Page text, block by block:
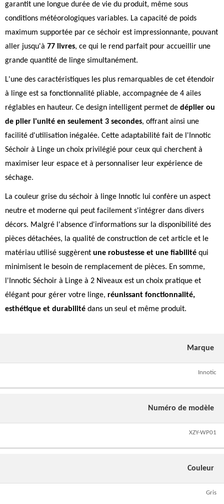
garantit une longue durée de vie du produit, même sous
conditions météorologiques variables. La capacité de poids
maximum supportée par ce séchoir est impressionnante, pouvant
aller jusqu'à 77 livres, ce qui le rend parfait pour accueillir une
grande quantité de linge simultanément.
L'une des caractéristiques les plus remarquables de cet étendoir
à linge est sa fonctionnalité pliable, accompagnée de 4 ailes
réglables en hauteur. Ce design intelligent permet de déplier ou
de plier l'unité en seulement 3 secondes, offrant ainsi une
facilité d'utilisation inégalée. Cette adaptabilité fait de l'Innotic
Séchoir à Linge un choix privilégié pour ceux qui cherchent à
maximiser leur espace et à personnaliser leur expérience de
séchage.
La couleur grise du séchoir à linge Innotic lui confère un aspect
neutre et moderne qui peut facilement s'intégrer dans divers
décors. Malgré l'absence d'informations sur la disponibilité des
pièces détachées, la qualité de construction de cet article et le
matériau utilisé suggèrent une robustesse et une fiabilité qui
minimisent le besoin de remplacement de pièces. En somme,
l'Innotic Séchoir à Linge à 2 Niveaux est un choix pratique et
élégant pour gérer votre linge, réunissant fonctionnalité,
esthétique et durabilité dans un seul et même produit.
Marque
Innotic
Numéro de modèle
XZY-WP01
Couleur
Gris